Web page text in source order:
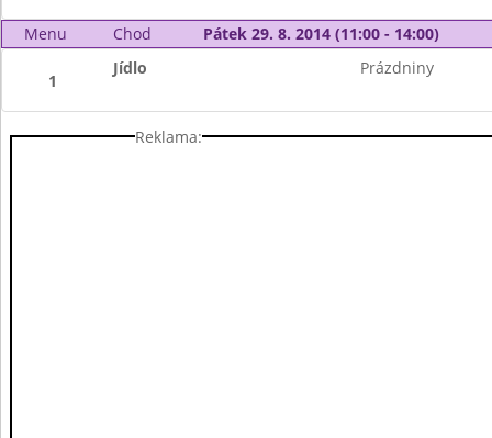
Menu Chod Pátek 29. 8. 2014 (11:00 - 14:00)
1
Jídlo Prázdniny
Reklama: